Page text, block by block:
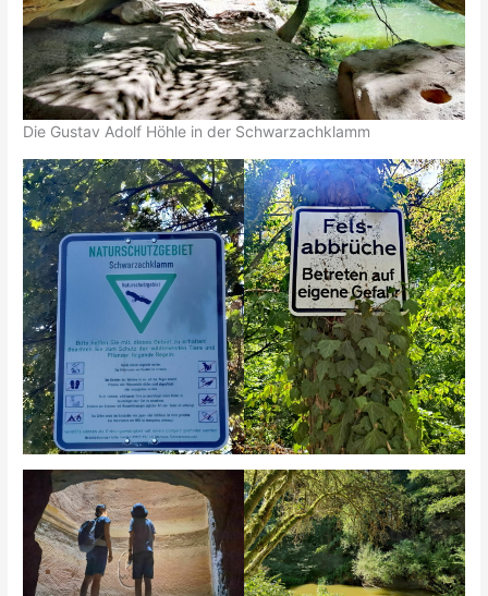
Die Gustav Adolf Höhle in der Schwarzachklamm